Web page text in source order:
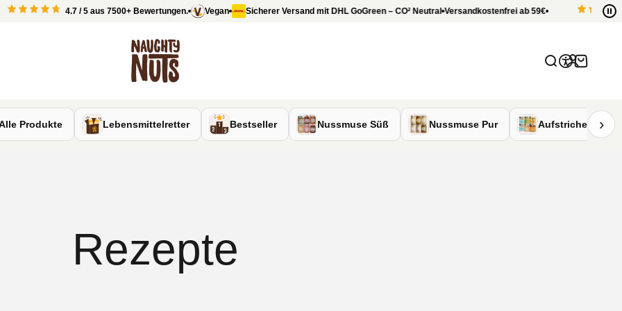
4.7 / 5 aus 7500+ Bewertungen. Vegan Sicherer Versand mit DHL GoGreen – CO²Neutral Versandkostenfrei ab 59€
Naughty Nuts
SucheAnmelden
Produkte Lebensmittelretter Bestseller Nussmuse Süß Nussmuse Pur Aufstriche ›
Rezepte